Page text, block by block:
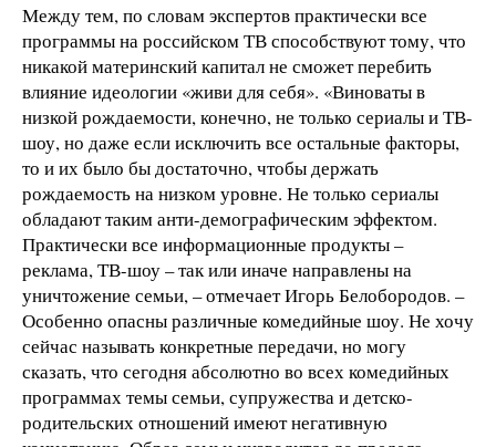
Между тем, по словам экспертов практически все
программы на российском ТВ способствуют тому, что
никакой материнский капитал не сможет перебить
влияние идеологии «живи для себя». «Виноваты в
низкой рождаемости, конечно, не только сериалы и ТВ-
шоу, но даже если исключить все остальные факторы,
то и их было бы достаточно, чтобы держать
рождаемость на низком уровне. Не только сериалы
обладают таким анти-демографическим эффектом.
Практически все информационные продукты –
реклама, ТВ-шоу – так или иначе направлены на
уничтожение семьи, – отмечает Игорь Белобородов. –
Особенно опасны различные комедийные шоу. Не хочу
сейчас называть конкретные передачи, но могу
сказать, что сегодня абсолютно во всех комедийных
программах темы семьи, супружества и детско-
родительских отношений имеют негативную